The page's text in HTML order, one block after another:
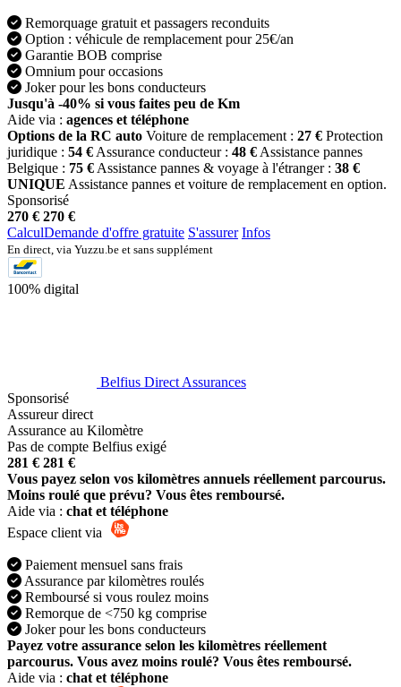
Remorquage gratuit et passagers reconduits
Option : véhicule de remplacement pour 25€/an
Garantie BOB comprise
Omnium pour occasions
Joker pour les bons conducteurs
Jusqu'à -40% si vous faites peu de Km
Aide via : agences et téléphone
Options de la RC auto Voiture de remplacement : 27 € Protection
juridique : 54 € Assurance conducteur : 48 € Assistance pannes
Belgique : 75 € Assistance pannes & voyage à l'étranger : 38 €
UNIQUE Assistance pannes et voiture de remplacement en option.
Sponsorisé
270 € 270 €
CalculDemande d'offre gratuite S'assurer Infos
En direct, via Yuzzu.be et sans supplément
100% digital
Belfius Direct Assurances
Sponsorisé
Assureur direct
Assurance au Kilomètre
Pas de compte Belfius exigé
281 € 281 €
Vous payez selon vos kilomètres annuels réellement parcourus.
Moins roulé que prévu? Vous êtes remboursé.
Aide via : chat et téléphone
Espace client via
Paiement mensuel sans frais
Assurance par kilomètres roulés
Remboursé si vous roulez moins
Remorque de <750 kg comprise
Joker pour les bons conducteurs
Payez votre assurance selon les kilomètres réellement
parcourus. Vous avez moins roulé? Vous êtes remboursé.
Aide via : chat et téléphone